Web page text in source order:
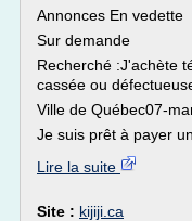
Annonces En vedette
Sur demande
Recherché :J'achète
cassée ou
Ville de Québec07-
Je suis prêt à payer
Lire la suite
Site : kijiji.ca